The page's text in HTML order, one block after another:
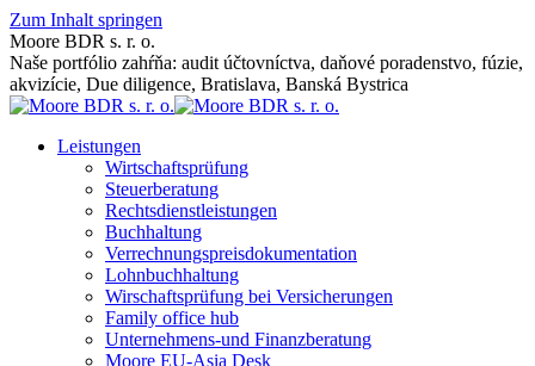
Zum Inhalt springen
Moore BDR s. r. o.
Naše portfólio zahŕňa: audit účtovníctva, daňové poradenstvo, fúzie,
akvizície, Due diligence, Bratislava, Banská Bystrica
Leistungen
Wirtschaftsprüfung
Steuerberatung
Rechtsdienstleistungen
Buchhaltung
Verrechnungspreisdokumentation
Lohnbuchhaltung
Wirschaftsprüfung bei Versicherungen
Family office hub
Unternehmens-und Finanzberatung
Moore EU-Asia Desk